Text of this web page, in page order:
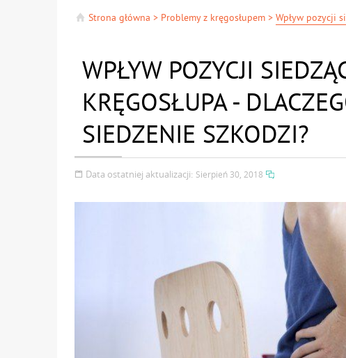
Strona główna > Problemy z kręgosłupem >
WPŁYW POZYCJI
KRĘGOSŁUPA -
SIEDZENIE SZKODZI?
Data ostatniej aktualizacji: Sierpień 30, 2018